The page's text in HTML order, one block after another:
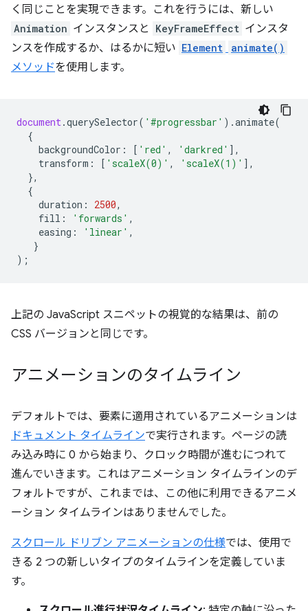
く同じことを実現できます。これを行うには、新しい
Animation インスタンスと KeyFrameEffect インスタ
ンスを作成するか、はるかに短い Element animate()
メソッドを使用します。
document.querySelector( '#progressbar' ).animate(
{
backgroundColor : [ 'red' , 'darkred' ],
transform : [ 'scaleX(0)' , 'scaleX(1)' ],
},
{
duration : 2500,
fill : 'forwards' ,
easing : 'linear' ,
}
);
上記の JavaScript スニペットの視覚的な結果は、前の
CSS バージョンと同じです。
アニメーションのタイムライン
デフォルトでは、要素に適用されているアニメーションは
ドキュメント タイムラインで実行されます。ページの読
み込み時に 0 から始まり、クロック時間が進むにつれて
進んでいきます。これはアニメーション タイムラインのデ
フォルトですが、これまでは、この他に利用できるアニメ
ーション タイムラインはありませんでした。
スクロール ドリブン アニメーションの仕様では、使用で
きる 2 つの新しいタイプのタイムラインを定義していま
す。